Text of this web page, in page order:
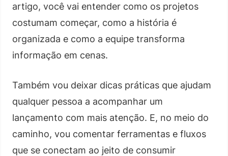
artigo, você vai entender como os projetos
costumam começar, como a história é
organizada e como a equipe transforma
informação em cenas.
Também vou deixar dicas práticas que ajudam
qualquer pessoa a acompanhar um
lançamento com mais atenção. E, no meio do
caminho, vou comentar ferramentas e fluxos
que se conectam ao jeito de consumir